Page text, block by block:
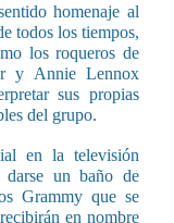
homenaje al
todos los tiempos,
los roqueros de
y Annie Lennox
sus propias
del grupo.
en la televisión
darse un baño de
Grammy que se
en nombre